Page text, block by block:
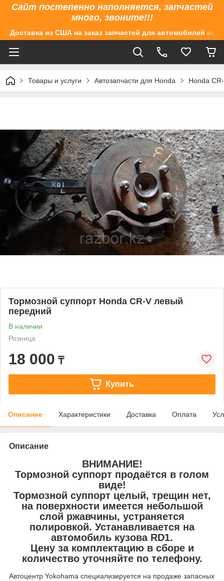
Сайт постепенно наполняется, запчастей
много, звоните!!!
Доставка из США на заказ запчастей для автомобилей
Товары и услуги Автозапчасти для Honda Honda
Тормозной суппорт Honda CR-V левый
передний
В наличии
Розница
18 000 ₸
Купить
Описание Характеристики Доставка Оплата
Описание
ВНИМАНИЕ!
Тормозной суппорт продаётся в голом
виде!
Тормозной суппорт целый, трещин нет,
на поверхности имеется небольшой
слой ржавчины, устраняется
полировкой. Устанавливается на
автомобиль кузова RD1.
Цену за комплектацию в сборе и
количество уточняйте по телефону.
Автоцентр Yokohama специализируется на продаже запасных